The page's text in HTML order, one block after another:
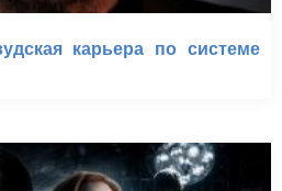
карьера по системе